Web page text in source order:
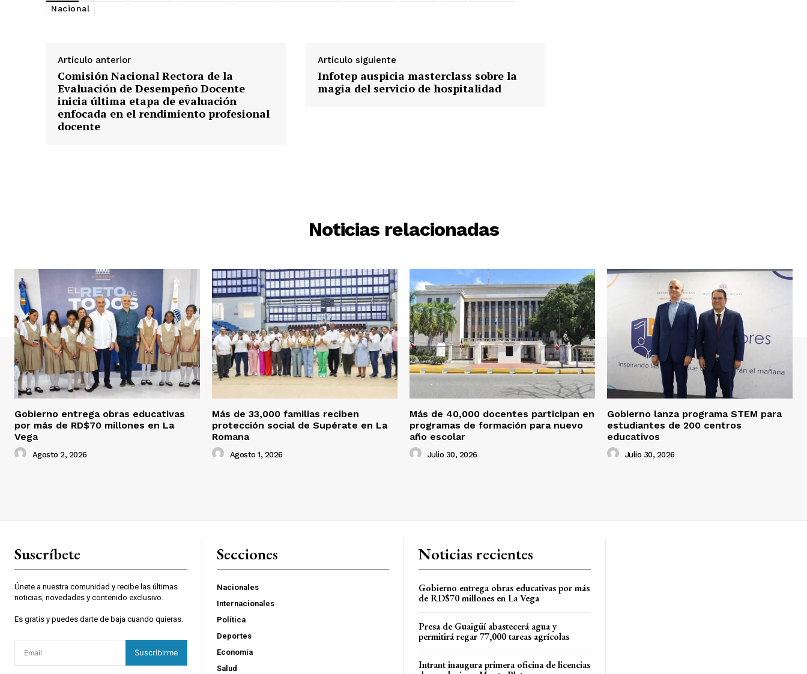
Nacional
Artículo anterior
Comisión Nacional Rectora de la
Evaluación de Desempeño Docente
inicia última etapa de evaluación
enfocada en el rendimiento profesional
docente
Artículo siguiente
Infotep auspicia masterclass sobre la
magia del servicio de hospitalidad
Noticias relacionadas
Gobierno entrega obras educativas
por más de RD$70 millones en La
Vega
Agosto 2, 2026
Más de 33,000 familias reciben
protección social de Supérate en La
Romana
Agosto 1, 2026
Más de 40,000 docentes participan en
programas de formación para nuevo
año escolar
Julio 30, 2026
Gobierno lanza programa STEM para
estudiantes de 200 centros
educativos
Julio 30, 2026
Suscríbete
Únete a nuestra comunidad y recibe las últimas
noticias, novedades y contenido exclusivo.
Es gratis y puedes darte de baja cuando quieras.
Suscribirme
Secciones
Nacionales
Internacionales
Política
Deportes
Economía
Salud
Noticias recientes
Gobierno entrega obras educativas por más
de RD$70 millones en La Vega
Presa de Guaigüí abastecerá agua y
permitirá regar 77,000 tareas agrícolas
Intrant inaugura primera oficina de licencias